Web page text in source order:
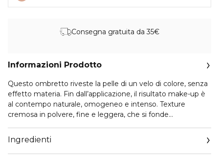
Consegna gratuita da 35€
Informazioni Prodotto
Questo ombretto riveste la pelle di un velo di colore, senza
effetto materia. Fin dall’applicazione, il risultato make-up è
al contempo naturale, omogeneo e intenso. Texture
cremosa in polvere, fine e leggera, che si fonde
straordinaria morbidezza al tatto. La sua formula è arricchita
con pigmenti minerali e olio di noce cocco bio, che aiuta a
Ingredienti